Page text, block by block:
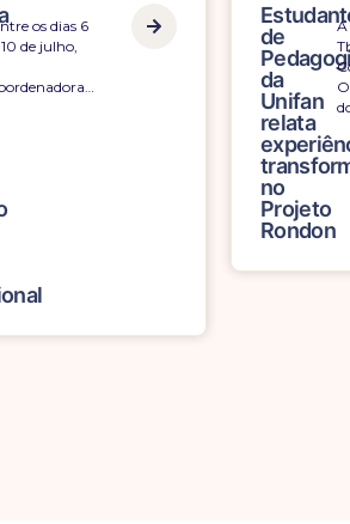
os dias 6
de julho,
de
da
Unifan
relata
no
Projeto
Rondon